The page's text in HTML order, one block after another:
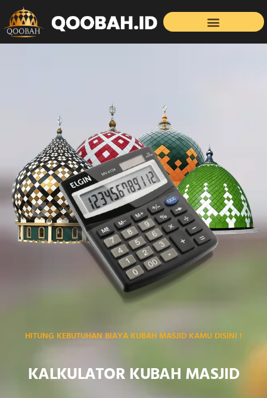
HITUNG KEBUTUHAN BIAYA KUBAH MASJID KAMU DISINI !
KALKULATOR KUBAH MASJID